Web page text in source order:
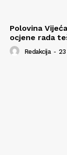
Polovina
ocjene rada
Redakcija - 23